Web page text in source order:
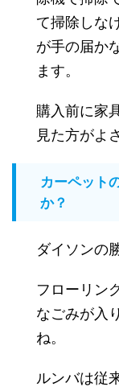
て掃除しな
が手の届か
ます。
購入前に家
見た方がよ
カーペット
か？
ダイソンの
フローリン
なごみが入
ね。
ルンバは従